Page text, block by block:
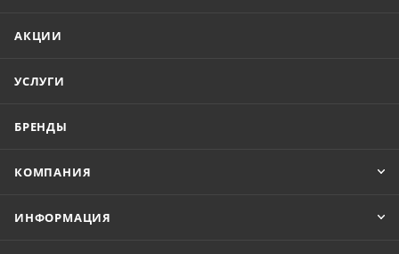
АКЦИИ
УСЛУГИ
БРЕНДЫ
КОМПАНИЯ
ИНФОРМАЦИЯ